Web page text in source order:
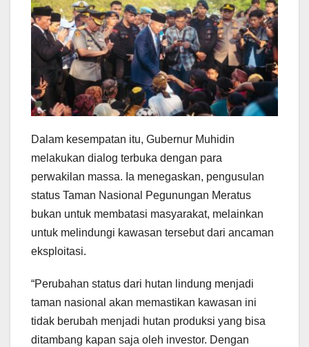
Dalam kesempatan itu, Gubernur Muhidin
melakukan dialog terbuka dengan para
perwakilan massa. Ia menegaskan, pengusulan
status Taman Nasional Pegunungan Meratus
bukan untuk membatasi masyarakat, melainkan
untuk melindungi kawasan tersebut dari ancaman
eksploitasi.
“Perubahan status dari hutan lindung menjadi
taman nasional akan memastikan kawasan ini
tidak berubah menjadi hutan produksi yang bisa
ditambang kapan saja oleh investor. Dengan